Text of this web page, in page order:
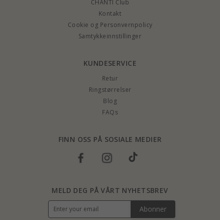
CHANTI Club
Kontakt
Cookie og Personvernpolicy
Samtykkeinnstillinger
KUNDESERVICE
Retur
Ringstørrelser
Blog
FAQs
FINN OSS PÅ SOSIALE MEDIER
MELD DEG PÅ VÅRT NYHETSBREV
Abonner